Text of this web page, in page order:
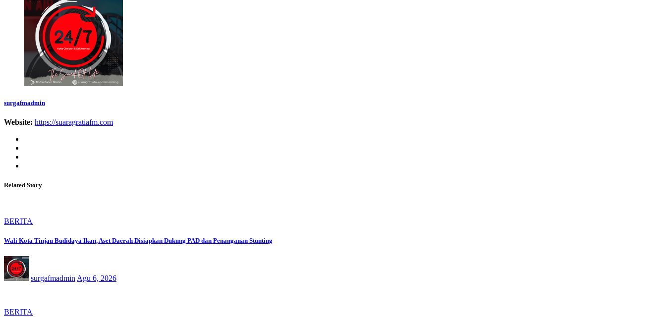
surgafmadmin
Website: https://suaragratiafm.com
Related Story
BERITA
Wali Kota Tinjau Budidaya Ikan, Aset Daerah Disiapkan Dukung PAD dan Penanganan Stunting
surgafmadmin Agu 6, 2026
BERITA